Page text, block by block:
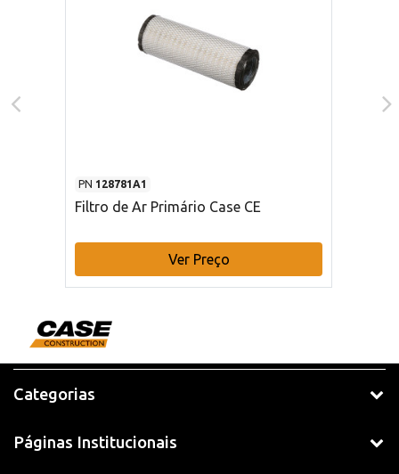
PN 128781A1
Filtro de Ar Primário Case CE
Ver Preço
Categorias
Páginas Institucionais